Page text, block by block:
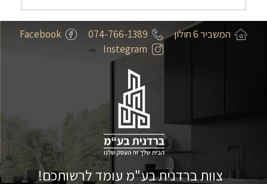
המשביר 6 חולון 074-766-1389
Facebook
Instegram
צוות ברדנית בע"מ עומד לרשותכם!